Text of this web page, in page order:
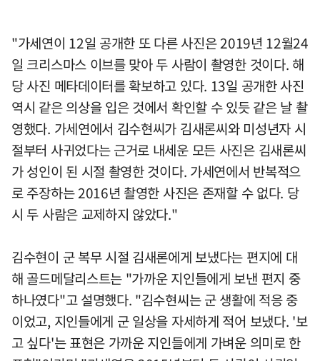
"가세연이 12일 공개한 또 다른 사진은 2019년 12월24
일 크리스마스 이브를 맞아 두 사람이 촬영한 것이다. 해
당 사진 메타데이터를 확보하고 있다. 13일 공개한 사진
역시 같은 의상을 입은 것에서 확인할 수 있듯 같은 날 촬
영했다. 가세연에서 김수현씨가 김새론씨와 미성년자 시
절부터 사귀었다는 근거로 내세운 모든 사진은 김새론씨
가 성인이 된 시절 촬영한 것이다. 가세연에서 반복적으
로 주장하는 2016년 촬영한 사진은 존재할 수 없다. 당
시 두 사람은 교제하지 않았다."
김수현이 군 복무 시절 김새론에게 보냈다는 편지에 대
해 골드메달리스트는 "가까운 지인들에게 보낸 편지 중
하나였다"고 설명했다. "김수현씨는 군 생활에 적응 중
이었고, 지인들에게 군 일상을 자세하게 적어 보냈다. '보
고 싶다'는 표현은 가까운 지인들에게 가벼운 의미로 한